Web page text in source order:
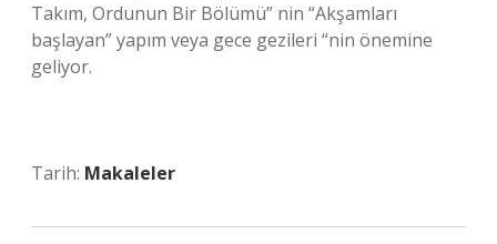
Takım, Ordunun Bir Bölümü” nin “Akşamları
başlayan” yapım veya gece gezileri “nin önemine
geliyor.
Tarih: Makaleler